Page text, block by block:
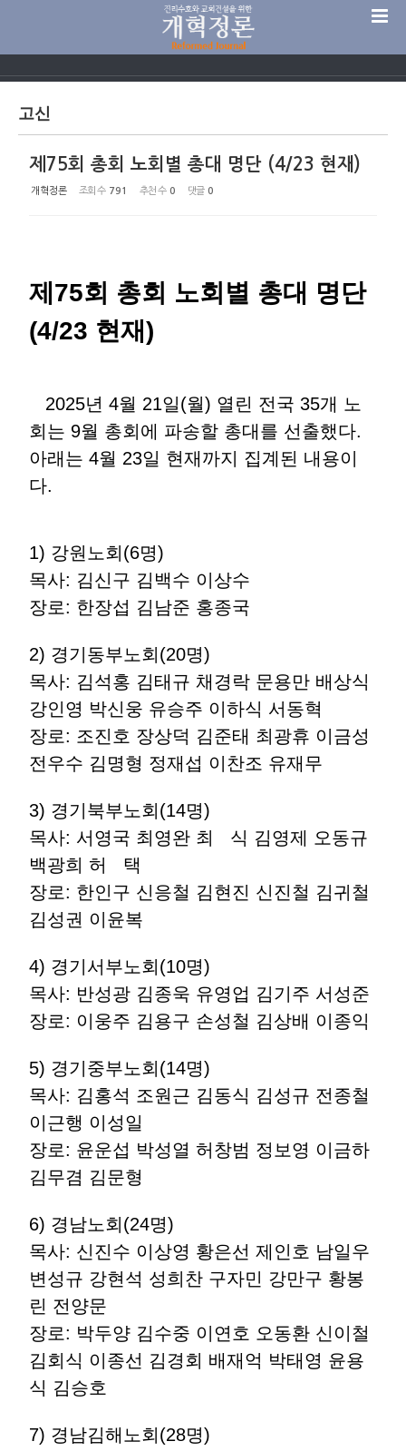
고신
제75회 총회 노회별 총대 명단 (4/23 현재)
개혁정론 조회 수 791 추천 수 0 댓글 0
제75회 총회 노회별 총대 명단
(4/23 현재)
2025년 4월 21일(월) 열린 전국 35개 노
회는 9월 총회에 파송할 총대를 선출했다.
아래는 4월 23일 현재까지 집계된 내용이
다.
1) 강원노회(6명)
목사: 김신구 김백수 이상수
장로: 한장섭 김남준 홍종국
2) 경기동부노회(20명)
목사: 김석홍 김태규 채경락 문용만 배상식
강인영 박신웅 유승주 이하식 서동혁
장로: 조진호 장상덕 김준태 최광휴 이금성
전우수 김명형 정재섭 이찬조 유재무
3) 경기북부노회(14명)
목사: 서영국 최영완 최 식 김영제 오동규
백광희 허 택
장로: 한인구 신응철 김현진 신진철 김귀철
김성권 이윤복
4) 경기서부노회(10명)
목사: 반성광 김종욱 유영업 김기주 서성준
장로: 이웅주 김용구 손성철 김상배 이종익
5) 경기중부노회(14명)
목사: 김홍석 조원근 김동식 김성규 전종철
이근행 이성일
장로: 윤운섭 박성열 허창범 정보영 이금하
김무겸 김문형
6) 경남노회(24명)
목사: 신진수 이상영 황은선 제인호 남일우
변성규 강현석 성희찬 구자민 강만구 황봉
린 전양문
장로: 박두양 김수중 이연호 오동환 신이철
김회식 이종선 김경회 배재억 박태영 윤용
식 김승호
7) 경남김해노회(28명)
Sketchbook5, 스케치북5
Sketchbook5, 스케치북5